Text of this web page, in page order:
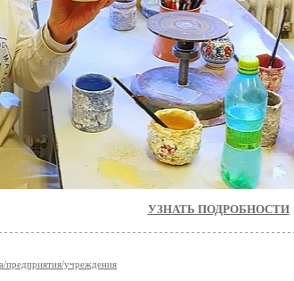
УЗНАТЬ ПОДРОБНОСТИ
предприятия/учреждения